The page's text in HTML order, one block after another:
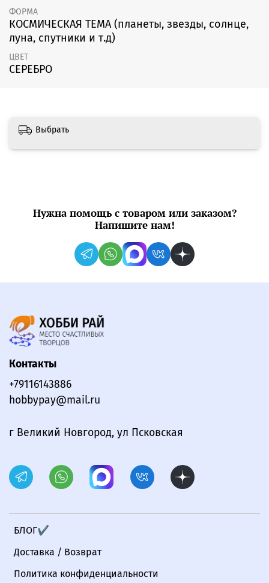
ФОРМА
КОСМИЧЕСКАЯ ТЕМА (планеты, звезды, солнце,
луна, спутники и т.д)
ЦВЕТ
СЕРЕБРО
Выбрать
Нужна помощь с товаром или заказом?
Напишите нам!
БЛОГ✔
Доставка / Возврат
Политика конфиденциальности
Контакты
+79116143886
hobbypay@mail.ru
г Великий Новгород, ул Псковская